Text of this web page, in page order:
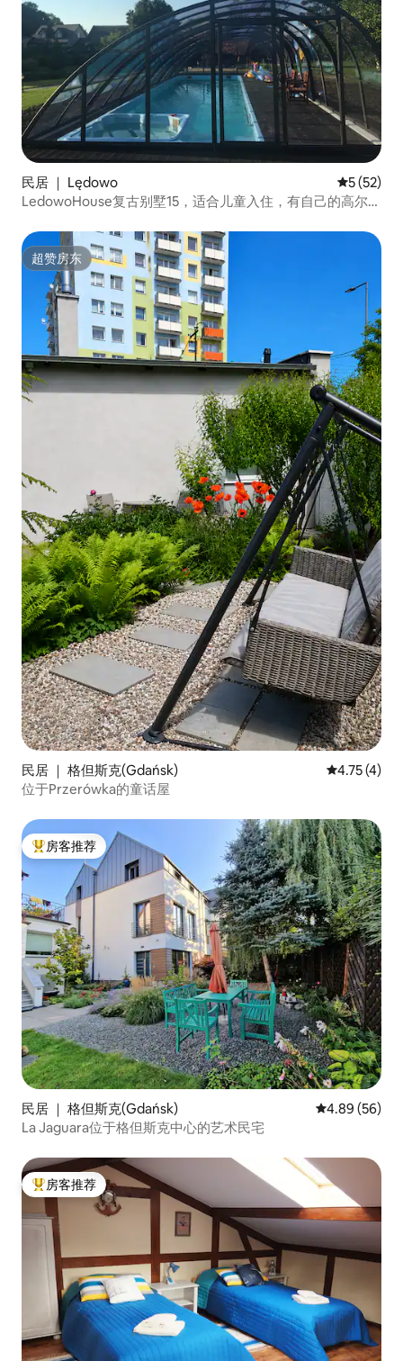
民居 ｜ Lędowo 平均评分
5 (52)
LedowoHouse复古别墅15，适合儿童入住，有自己的高尔夫
超赞房东
超赞房东
民居 ｜ 格但斯克(Gdańsk) 平均评分
4.75 (4)
位于Przerówka的童话屋
热门「房客推荐」
房客推荐
民居 ｜ 格但斯克(Gdańsk) 平均评分 4.89
4.89 (56)
La Jaguara位于格但斯克中心的艺术民宅
热门「房客推荐」
房客推荐